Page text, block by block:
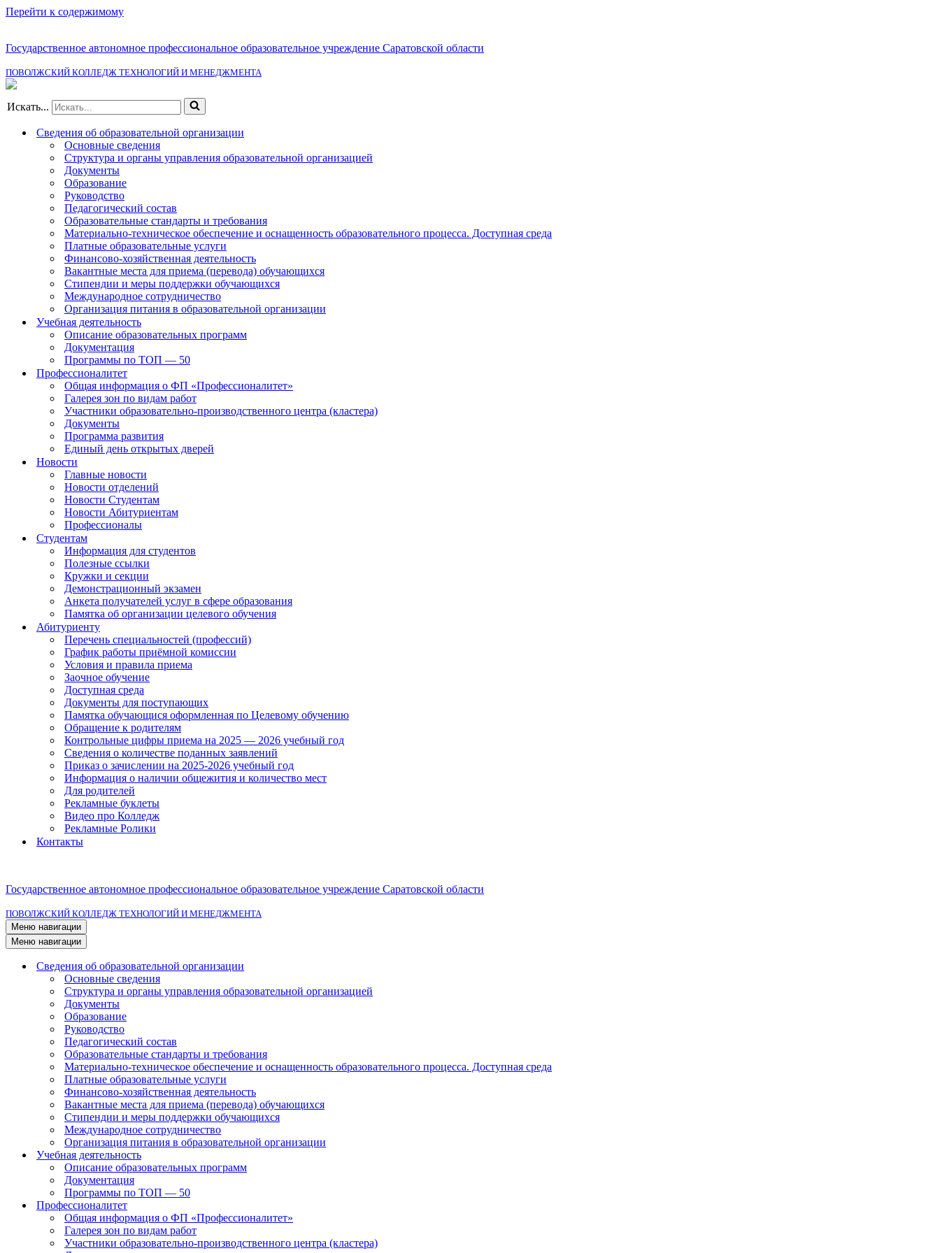
Перейти к содержимому
Государственное автономное профессиональное образовательное учреждение Саратовской области
ПОВОЛЖСКИЙ КОЛЛЕДЖ ТЕХНОЛОГИЙ И МЕНЕДЖМЕНТА
Искать...
Сведения об образовательной организации
Основные сведения
Структура и органы управления образовательной организацией
Документы
Образование
Руководство
Педагогический состав
Образовательные стандарты и требования
Материально-техническое обеспечение и оснащенность образовательного процесса. Доступная среда
Платные образовательные услуги
Финансово-хозяйственная деятельность
Вакантные места для приема (перевода) обучающихся
Стипендии и меры поддержки обучающихся
Международное сотрудничество
Организация питания в образовательной организации
Учебная деятельность
Описание образовательных программ
Документация
Программы по ТОП — 50
Профессионалитет
Общая информация о ФП «Профессионалитет»
Галерея зон по видам работ
Участники образовательно-производственного центра (кластера)
Документы
Программа развития
Единый день открытых дверей
Новости
Главные новости
Новости отделений
Новости Студентам
Новости Абитуриентам
Профессионалы
Студентам
Информация для студентов
Полезные ссылки
Кружки и секции
Демонстрационный экзамен
Анкета получателей услуг в сфере образования
Памятка об организации целевого обучения
Абитуриенту
Перечень специальностей (профессий)
График работы приёмной комиссии
Условия и правила приема
Заочное обучение
Доступная среда
Документы для поступающих
Памятка обучающися оформленная по Целевому обучению
Обращение к родителям
Контрольные цифры приема на 2025 — 2026 учебный год
Сведения о количестве поданных заявлений
Приказ о зачислении на 2025-2026 учебный год
Информация о наличии общежития и количество мест
Для родителей
Рекламные буклеты
Видео про Колледж
Рекламные Ролики
Контакты
Государственное автономное профессиональное образовательное учреждение Саратовской области
ПОВОЛЖСКИЙ КОЛЛЕДЖ ТЕХНОЛОГИЙ И МЕНЕДЖМЕНТА
Меню навигации
Меню навигации
Сведения об образовательной организации
Основные сведения
Структура и органы управления образовательной организацией
Документы
Образование
Руководство
Педагогический состав
Образовательные стандарты и требования
Материально-техническое обеспечение и оснащенность образовательного процесса. Доступная среда
Платные образовательные услуги
Финансово-хозяйственная деятельность
Вакантные места для приема (перевода) обучающихся
Стипендии и меры поддержки обучающихся
Международное сотрудничество
Организация питания в образовательной организации
Учебная деятельность
Описание образовательных программ
Документация
Программы по ТОП — 50
Профессионалитет
Общая информация о ФП «Профессионалитет»
Галерея зон по видам работ
Участники образовательно-производственного центра (кластера)